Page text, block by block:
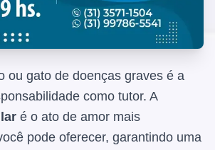
ou gato de doenças graves é a
como tutor. A
é o ato de amor mais
pode oferecer, garantindo uma